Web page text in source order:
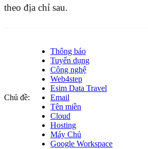
theo địa chỉ sau.
Chủ đề:
Thông báo
Tuyển dụng
Công nghệ
Web4step
Esim Data Travel
Email
Tên miền
Cloud
Hosting
Máy Chủ
Google Workspace